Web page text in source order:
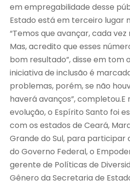
em empregabilidade desse
Estado está em terceiro lugar
“Temos que avançar, cada vez
Mas, acredito que esses
bom resultado”, disse em tom
iniciativa de inclusão é
problemas, porém, se não
haverá avanços”, completou.E
evolução, o Espírito Santo foi
com os estados de Ceará,
Grande do Sul, para participar
do Governo Federal, o
gerente de Políticas de
Gênero da Secretaria de